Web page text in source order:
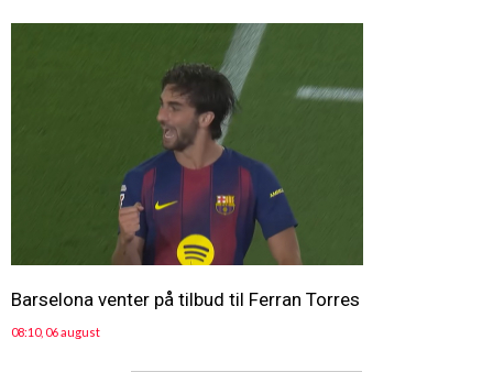
Barselona venter på tilbud til Ferran Torres
08:10, 06 august